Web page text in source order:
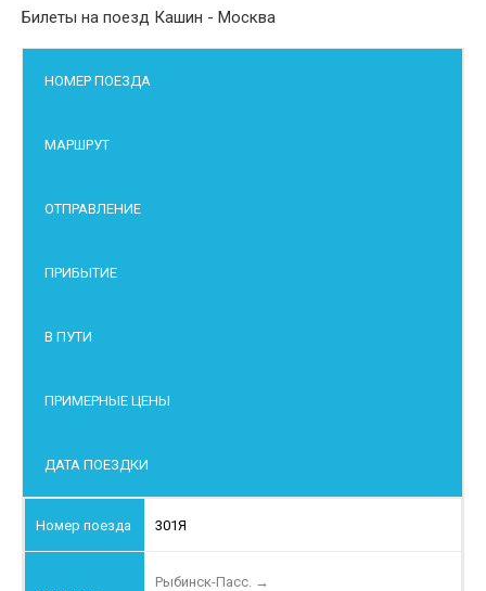
Билеты на поезд Кашин - Москва
НОМЕР ПОЕЗДА
МАРШРУТ
ОТПРАВЛЕНИЕ
ПРИБЫТИЕ
В ПУТИ
ПРИМЕРНЫЕ ЦЕНЫ
ДАТА ПОЕЗДКИ
301Я
Рыбинск-Пасс. →